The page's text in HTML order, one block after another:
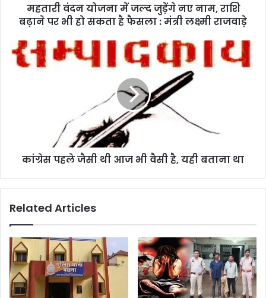
महतारी वंदन योजना में जल्द जुड़ेंगे नए नाम, राशि
बढ़ाने पर भी हो सकता है फैसला : मंत्री लक्ष्मी राजवाड़े
कांग्रेस पहले जैसी थी आज भी वैसी है, यही बताना था
Related Articles